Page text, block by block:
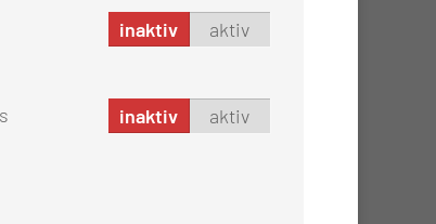
inaktiv aktiv
inaktiv aktiv